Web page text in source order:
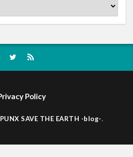
Policy
PUNX SAVE THE EARTH -blog-.